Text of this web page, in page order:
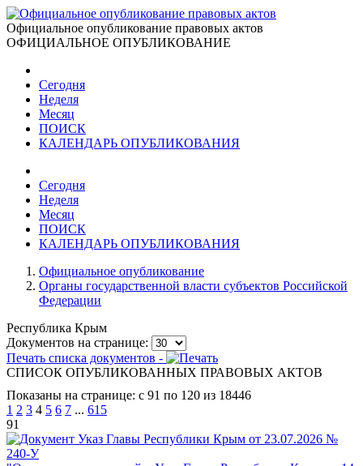
Официальное опубликование правовых актов
ОФИЦИАЛЬНОЕ ОПУБЛИКОВАНИЕ
Сегодня
Неделя
Месяц
ПОИСК
КАЛЕНДАРЬ ОПУБЛИКОВАНИЯ
Сегодня
Неделя
Месяц
ПОИСК
КАЛЕНДАРЬ ОПУБЛИКОВАНИЯ
Официальное опубликование
Органы государственной власти субъектов Российской
Федерации
Республика Крым
Документов на странице:
Печать списка документов -
СПИСОК ОПУБЛИКОВАННЫХ ПРАВОВЫХ АКТОВ
Показаны на странице: с 91 по 120 из 18446
1 2 3 4 5 6 7 ... 615
91
Указ Главы Республики Крым от 23.07.2026 №
240-У